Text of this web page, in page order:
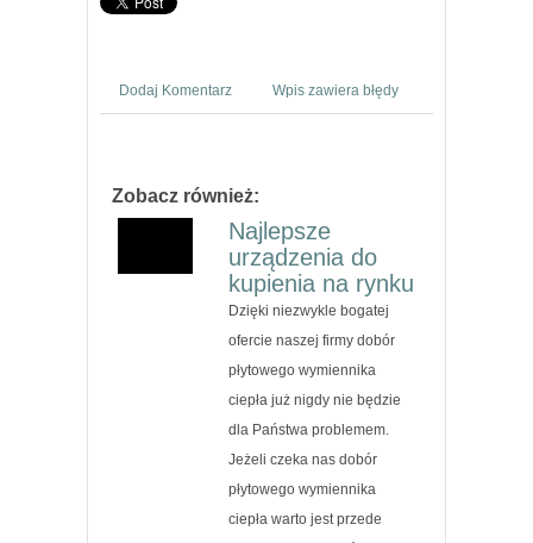
Dodaj Komentarz Wpis zawiera błędy
Zobacz również:
Najlepsze
urządzenia do
kupienia na rynku
Dzięki niezwykle bogatej
ofercie naszej firmy dobór
płytowego wymiennika
ciepła już nigdy nie będzie
dla Państwa problemem.
Jeżeli czeka nas dobór
płytowego wymiennika
ciepła warto jest przede